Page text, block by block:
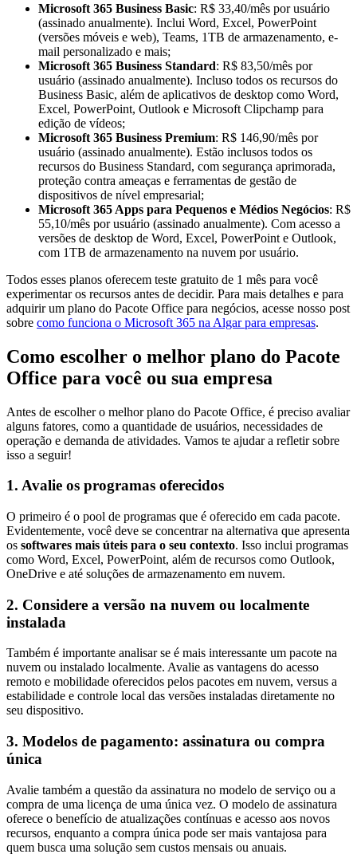
Microsoft 365 Business Basic: R$ 33,40/mês por usuário
(assinado anualmente). Inclui Word, Excel, PowerPoint
(versões móveis e web), Teams, 1TB de armazenamento, e-
mail personalizado e mais;
Microsoft 365 Business Standard: R$ 83,50/mês por
usuário (assinado anualmente). Incluso todos os recursos do
Business Basic, além de aplicativos de desktop como Word,
Excel, PowerPoint, Outlook e Microsoft Clipchamp para
edição de vídeos;
Microsoft 365 Business Premium: R$ 146,90/mês por
usuário (assinado anualmente). Estão inclusos todos os
recursos do Business Standard, com segurança aprimorada,
proteção contra ameaças e ferramentas de gestão de
dispositivos de nível empresarial;
Microsoft 365 Apps para Pequenos e Médios Negócios: R$
55,10/mês por usuário (assinado anualmente). Com acesso a
versões de desktop de Word, Excel, PowerPoint e Outlook,
com 1TB de armazenamento na nuvem por usuário.
Todos esses planos oferecem teste gratuito de 1 mês para você
experimentar os recursos antes de decidir. Para mais detalhes e para
adquirir um plano do Pacote Office para negócios, acesse nosso post
sobre como funciona o Microsoft 365 na Algar para empresas.
Como escolher o melhor plano do Pacote
Office para você ou sua empresa
Antes de escolher o melhor plano do Pacote Office, é preciso avaliar
alguns fatores, como a quantidade de usuários, necessidades de
operação e demanda de atividades. Vamos te ajudar a refletir sobre
isso a seguir!
1. Avalie os programas oferecidos
O primeiro é o pool de programas que é oferecido em cada pacote.
Evidentemente, você deve se concentrar na alternativa que apresenta
os softwares mais úteis para o seu contexto. Isso inclui programas
como Word, Excel, PowerPoint, além de recursos como Outlook,
OneDrive e até soluções de armazenamento em nuvem.
2. Considere a versão na nuvem ou localmente
instalada
Também é importante analisar se é mais interessante um pacote na
nuvem ou instalado localmente. Avalie as vantagens do acesso
remoto e mobilidade oferecidos pelos pacotes em nuvem, versus a
estabilidade e controle local das versões instaladas diretamente no
seu dispositivo.
3. Modelos de pagamento: assinatura ou compra
única
Avalie também a questão da assinatura no modelo de serviço ou a
compra de uma licença de uma única vez. O modelo de assinatura
oferece o benefício de atualizações contínuas e acesso aos novos
recursos, enquanto a compra única pode ser mais vantajosa para
quem busca uma solução sem custos mensais ou anuais.